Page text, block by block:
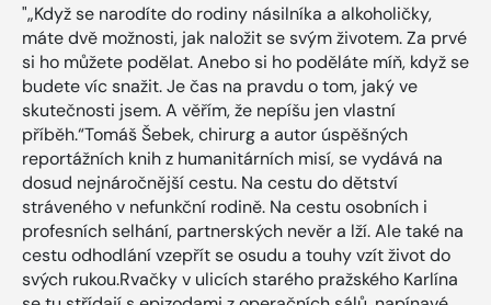
"„Když se narodíte do rodiny násilníka a alkoholičky,
máte dvě možnosti, jak naložit se svým životem. Za prvé
si ho můžete podělat. Anebo si ho poděláte míň, když se
budete víc snažit. Je čas na pravdu o tom, jaký ve
skutečnosti jsem. A věřím, že nepíšu jen vlastní
příběh.“Tomáš Šebek, chirurg a autor úspěšných
reportážních knih z humanitárních misí, se vydává na
dosud nejnáročnější cestu. Na cestu do dětství
stráveného v nefunkční rodině. Na cestu osobních i
profesních selhání, partnerských nevěr a lží. Ale také na
cestu odhodlání vzepřít se osudu a touhy vzít život do
svých rukou.Rvačky v ulicích starého pražského Karlína